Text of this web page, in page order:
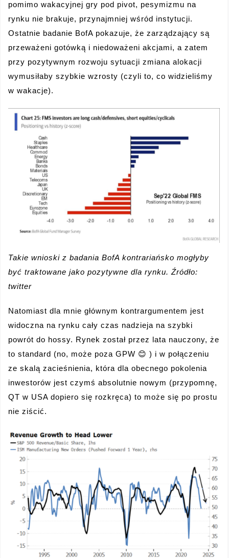
pomimo wakacyjnej gry pod pivot, pesymizmu na
rynku nie brakuje, przynajmniej wśród instytucji.
Ostatnie badanie BofA pokazuje, że zarządzający są
przeważeni gotówką i niedoważeni akcjami, a zatem
przy pozytywnym rozwoju sytuacji zmiana alokacji
wymusiłaby szybkie wzrosty (czyli to, co widzieliśmy
w wakacje).
Takie wnioski z badania BofA kontrariańsko mogłyby
być traktowane jako pozytywne dla rynku. Źródło:
twitter
Natomiast dla mnie głównym kontrargumentem jest
widoczna na rynku cały czas nadzieja na szybki
powrót do hossy. Rynek został przez lata nauczony, że
to standard (no, może poza GPW 😊 ) i w połączeniu
ze skalą zacieśnienia, która dla obecnego pokolenia
inwestorów jest czymś absolutnie nowym (przypomnę,
QT w USA dopiero się rozkręca) to może się po prostu
nie ziścić.